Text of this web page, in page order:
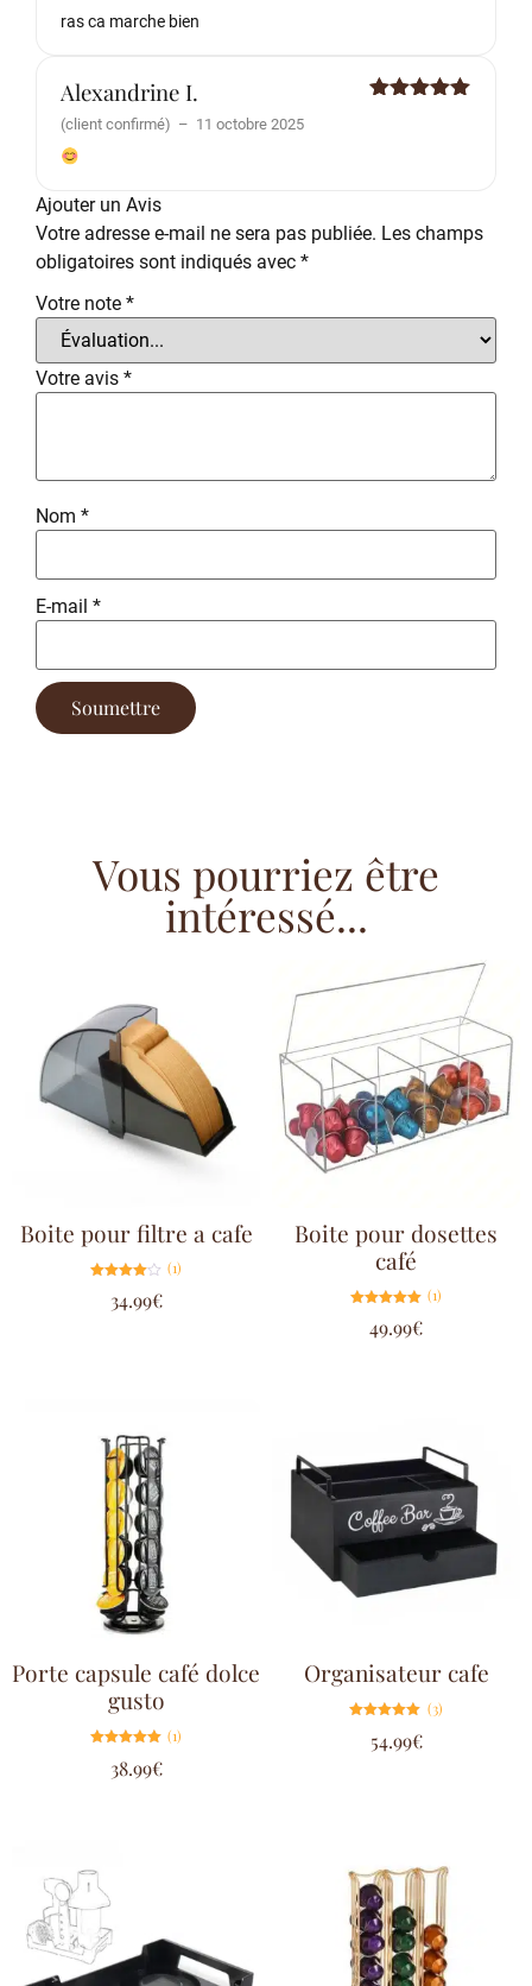
ras ca marche bien
Alexandrine I.
(client confirmé) – 11 octobre 2025
Ajouter un Avis
Votre adresse e-mail ne sera pas publiée. Les champs
obligatoires sont indiqués avec *
Votre note *
Votre avis *
Nom *
E-mail *
Vous pourriez être
intéressé...
Boite pour filtre a cafe
4.00
sur 5
(1)
34.99€
Boite pour dosettes
café
5.00
sur 5
(1)
49.99€
Porte capsule café dolce
gusto
5.00
sur 5
(1)
38.99€
Organisateur cafe
5.00
sur 5
(3)
54.99€